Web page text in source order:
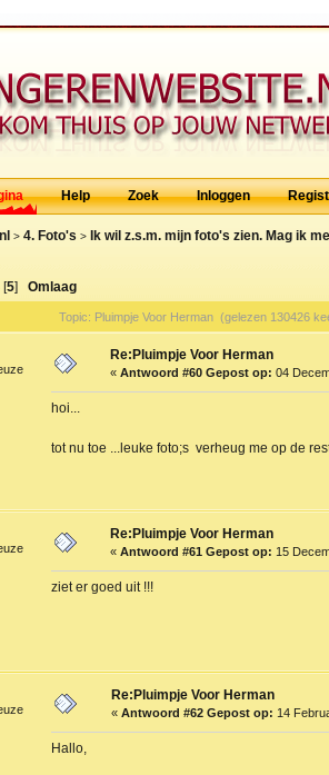
Help Zoek Inloggen
> 4. Foto's > Ik wil z.s.m. mijn foto's zien. Mag ik
[5] Omlaag
Topic: Pluimpje Voor Herman (gelezen 130426
Re:Pluimpje Voor Herman
« Antwoord #60 Gepost op: 04
hoi...
tot nu toe ...leuke foto;s verheug me op de
Re:Pluimpje Voor Herman
« Antwoord #61 Gepost op: 15
ziet er goed uit !!!
Re:Pluimpje Voor Herman
« Antwoord #62 Gepost op: 14
Hallo,